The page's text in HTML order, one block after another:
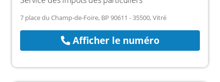
7 place du Champ-de-Foire, BP 90611 - 35500, Vitré
Afficher le numéro